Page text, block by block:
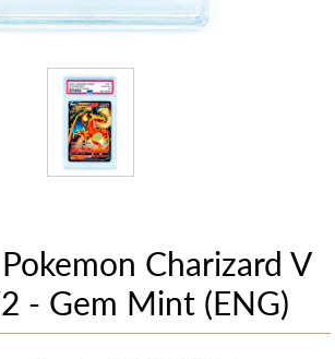
Charizard V
- Gem Mint (ENG)